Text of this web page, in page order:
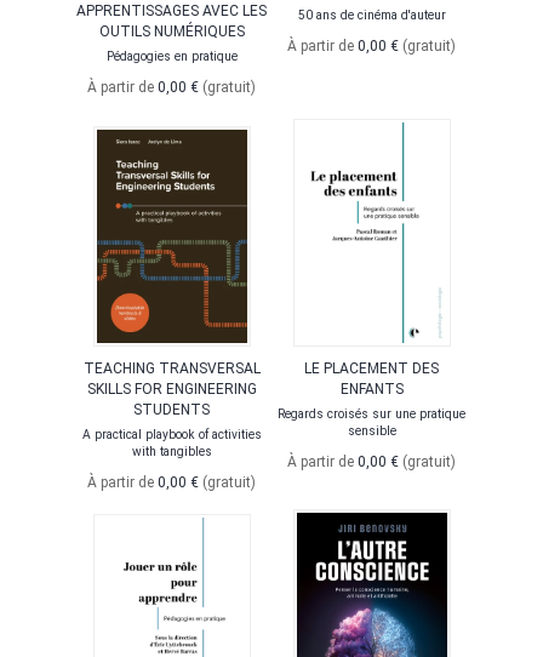
APPRENTISSAGES AVEC LES
OUTILS NUMÉRIQUES
Pédagogies en pratique
À partir de 0,00 € (gratuit)
50 ans de cinéma d'auteur
À partir de 0,00 € (gratuit)
TEACHING TRANSVERSAL
SKILLS FOR ENGINEERING
STUDENTS
A practical playbook of activities
with tangibles
À partir de 0,00 € (gratuit)
LE PLACEMENT DES
ENFANTS
Regards croisés sur une pratique
sensible
À partir de 0,00 € (gratuit)